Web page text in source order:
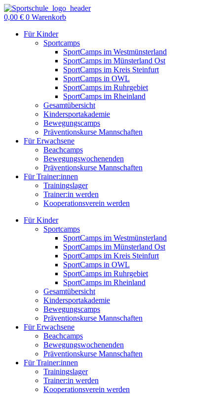
Zum
Inhalt
0,00 € 0 Warenkorb
Für Kinder
Sportcamps
SportCamps im Westmünsterland
SportCamps im Münsterland Ost
SportCamps im Kreis Steinfurt
SportCamps in OWL
SportCamps im Ruhrgebiet
SportCamps im Rheinland
Gesamtübersicht
Kindersportakademie
Bewegungscamps
Präventionskurse Mannschaften
Für Erwachsene
Beachcamps
Bewegungswochenenden
Präventionskurse Mannschaften
Für Trainer:innen
Trainingslager
Trainer:in werden
Kooperationsverein werden
Für Kinder
Sportcamps
SportCamps im Westmünsterland
SportCamps im Münsterland Ost
SportCamps im Kreis Steinfurt
SportCamps in OWL
SportCamps im Ruhrgebiet
SportCamps im Rheinland
Gesamtübersicht
Kindersportakademie
Bewegungscamps
Präventionskurse Mannschaften
Für Erwachsene
Beachcamps
Bewegungswochenenden
Präventionskurse Mannschaften
Für Trainer:innen
Trainingslager
Trainer:in werden
Kooperationsverein werden